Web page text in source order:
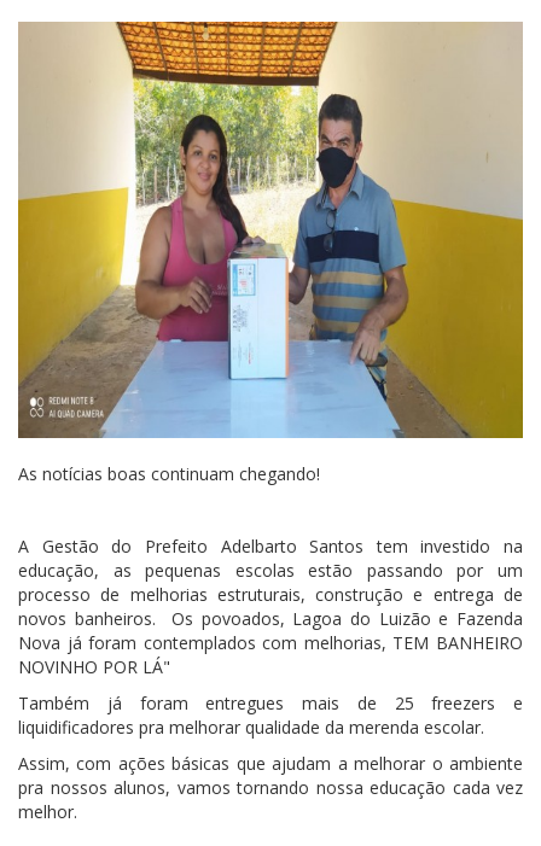
As notícias boas continuam chegando!
A Gestão do Prefeito Adelbarto Santos tem investido na
educação, as pequenas escolas estão passando por um
processo de melhorias estruturais, construção e entrega de
novos banheiros. Os povoados, Lagoa do Luizão e Fazenda
Nova já foram contemplados com melhorias, TEM BANHEIRO
NOVINHO POR LÁ"
Também já foram entregues mais de 25 freezers e
liquidificadores pra melhorar qualidade da merenda escolar.
Assim, com ações básicas que ajudam a melhorar o ambiente
pra nossos alunos, vamos tornando nossa educação cada vez
melhor.